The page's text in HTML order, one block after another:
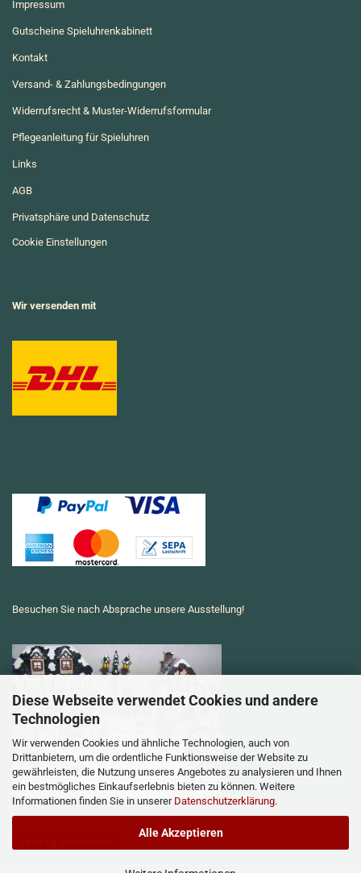
Diese Webseite verwendet Cookies und andere
Technologien
Wir verwenden Cookies und ähnliche Technologien, auch von
Drittanbietern, um die ordentliche Funktionsweise der Website zu
gewährleisten, die Nutzung unseres Angebotes zu analysieren und Ihnen
ein bestmögliches Einkaufserlebnis bieten zu können. Weitere
Informationen finden Sie in unserer Datenschutzerklärung.
Alle Akzeptieren
Impressum
Gutscheine Spieluhrenkabinett
Kontakt
Versand- & Zahlungsbedingungen
Widerrufsrecht & Muster-Widerrufsformular
Pflegeanleitung für Spieluhren
Links
AGB
Privatsphäre und Datenschutz
Cookie Einstellungen
Wir versenden mit
Besuchen Sie nach Absprache unsere Ausstellung!